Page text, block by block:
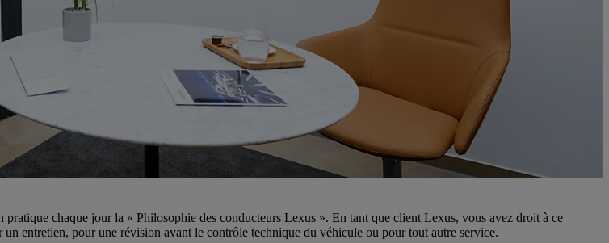
chaque jour la « Philosophie des conducteurs Lexus ». En tant que client Lexus, vous avez droit à ce
entretien, pour une révision avant le contrôle technique du véhicule ou pour tout autre service.